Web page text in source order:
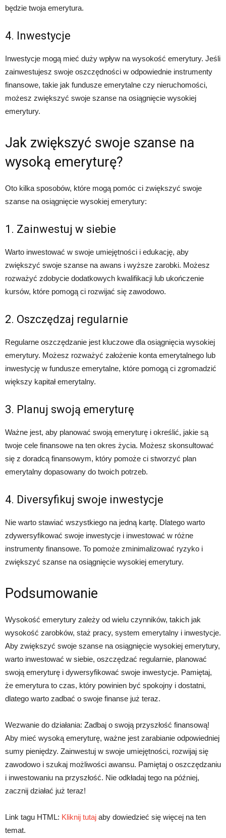
będzie twoja emerytura.
4. Inwestycje
Inwestycje mogą mieć duży wpływ na wysokość emerytury. Jeśli
zainwestujesz swoje oszczędności w odpowiednie instrumenty
finansowe, takie jak fundusze emerytalne czy nieruchomości,
możesz zwiększyć swoje szanse na osiągnięcie wysokiej
emerytury.
Jak zwiększyć swoje szanse na
wysoką emeryturę?
Oto kilka sposobów, które mogą pomóc ci zwiększyć swoje
szanse na osiągnięcie wysokiej emerytury:
1. Zainwestuj w siebie
Warto inwestować w swoje umiejętności i edukację, aby
zwiększyć swoje szanse na awans i wyższe zarobki. Możesz
rozważyć zdobycie dodatkowych kwalifikacji lub ukończenie
kursów, które pomogą ci rozwijać się zawodowo.
2. Oszczędzaj regularnie
Regularne oszczędzanie jest kluczowe dla osiągnięcia wysokiej
emerytury. Możesz rozważyć założenie konta emerytalnego lub
inwestycję w fundusze emerytalne, które pomogą ci zgromadzić
większy kapitał emerytalny.
3. Planuj swoją emeryturę
Ważne jest, aby planować swoją emeryturę i określić, jakie są
twoje cele finansowe na ten okres życia. Możesz skonsultować
się z doradcą finansowym, który pomoże ci stworzyć plan
emerytalny dopasowany do twoich potrzeb.
4. Diversyfikuj swoje inwestycje
Nie warto stawiać wszystkiego na jedną kartę. Dlatego warto
zdywersyfikować swoje inwestycje i inwestować w różne
instrumenty finansowe. To pomoże zminimalizować ryzyko i
zwiększyć szanse na osiągnięcie wysokiej emerytury.
Podsumowanie
Wysokość emerytury zależy od wielu czynników, takich jak
wysokość zarobków, staż pracy, system emerytalny i inwestycje.
Aby zwiększyć swoje szanse na osiągnięcie wysokiej emerytury,
warto inwestować w siebie, oszczędzać regularnie, planować
swoją emeryturę i dywersyfikować swoje inwestycje. Pamiętaj,
że emerytura to czas, który powinien być spokojny i dostatni,
dlatego warto zadbać o swoje finanse już teraz.
Wezwanie do działania: Zadbaj o swoją przyszłość finansową!
Aby mieć wysoką emeryturę, ważne jest zarabianie odpowiedniej
sumy pieniędzy. Zainwestuj w swoje umiejętności, rozwijaj się
zawodowo i szukaj możliwości awansu. Pamiętaj o oszczędzaniu
i inwestowaniu na przyszłość. Nie odkładaj tego na później,
zacznij działać już teraz!
Link tagu HTML: Kliknij tutaj aby dowiedzieć się więcej na ten
temat.